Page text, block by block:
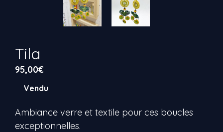
Tila
95,00€
Vendu
Ambiance verre et textile pour ces boucles
exceptionnelles.